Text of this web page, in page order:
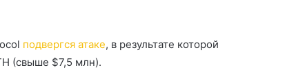
подвергся атаке, в результате которой
(свыше $7,5 млн).